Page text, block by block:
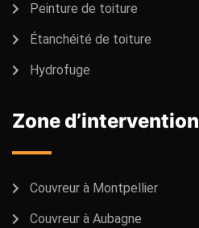
Peinture de toiture
Étanchéité de toiture
Hydrofuge
Zone d’intervention
Couvreur à Montpellier
Couvreur à Aubagne